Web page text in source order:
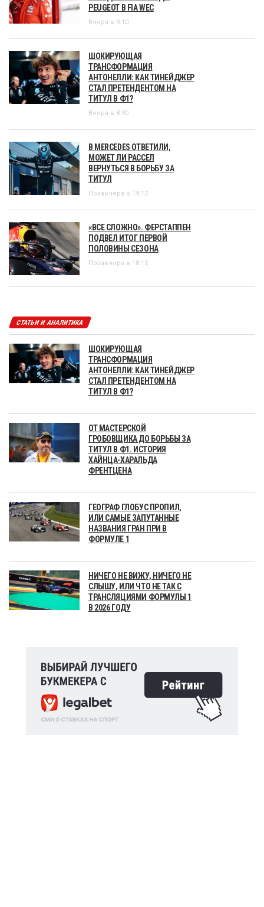
PEUGEOT В FIA WEC
Вчера в 9:10
ШОКИРУЮЩАЯ
ТРАНСФОРМАЦИЯ
АНТОНЕЛЛИ: КАК ТИНЕЙДЖЕР
СТАЛ ПРЕТЕНДЕНТОМ НА
ТИТУЛ В Ф1?
Вчера в 8:30
В MERCEDES ОТВЕТИЛИ,
МОЖЕТ ЛИ РАССЕЛ
ВЕРНУТЬСЯ В БОРЬБУ ЗА
ТИТУЛ
Позавчера в 19:12
«ВСЕ СЛОЖНО». ФЕРСТАППЕН
ПОДВЕЛ ИТОГ ПЕРВОЙ
ПОЛОВИНЫ СЕЗОНА
Позавчера в 18:15
СТАТЬИ И АНАЛИТИКА
ШОКИРУЮЩАЯ
ТРАНСФОРМАЦИЯ
АНТОНЕЛЛИ: КАК ТИНЕЙДЖЕР
СТАЛ ПРЕТЕНДЕНТОМ НА
ТИТУЛ В Ф1?
ОТ МАСТЕРСКОЙ
ГРОБОВЩИКА ДО БОРЬБЫ ЗА
ТИТУЛ В Ф1. ИСТОРИЯ
ХАЙНЦА-ХАРАЛЬДА
ФРЕНТЦЕНА
ГЕОГРАФ ГЛОБУС ПРОПИЛ,
ИЛИ САМЫЕ ЗАПУТАННЫЕ
НАЗВАНИЯ ГРАН ПРИ В
ФОРМУЛЕ 1
НИЧЕГО НЕ ВИЖУ, НИЧЕГО НЕ
СЛЫШУ, ИЛИ ЧТО НЕ ТАК С
ТРАНСЛЯЦИЯМИ ФОРМУЛЫ 1
В 2026 ГОДУ